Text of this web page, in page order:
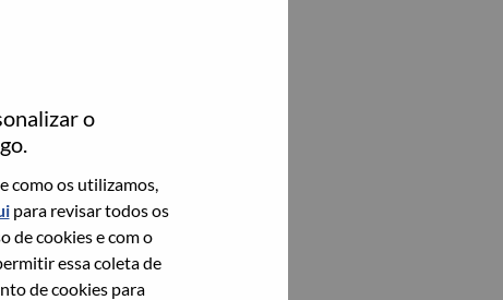
o
como os utilizamos,
para revisar todos os
de cookies e com o
essa coleta de
de cookies para